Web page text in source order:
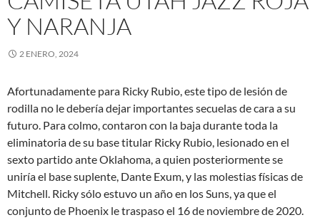
Y NARANJA
2 ENERO, 2024
Afortunadamente para Ricky Rubio, este tipo de lesión de
rodilla no le debería dejar importantes secuelas de cara a su
futuro. Para colmo, contaron con la baja durante toda la
eliminatoria de su base titular Ricky Rubio, lesionado en el
sexto partido ante Oklahoma, a quien posteriormente se
uniría el base suplente, Dante Exum, y las molestias físicas de
Mitchell. Ricky sólo estuvo un año en los Suns, ya que el
conjunto de Phoenix le traspaso el 16 de noviembre de 2020.